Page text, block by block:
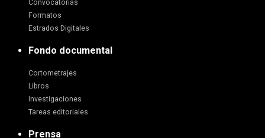
Convocatorias
Formatos
Estrados Digitales
Fondo documental
Cortometrajes
Libros
Investigaciones
Tareas editoriales
Prensa